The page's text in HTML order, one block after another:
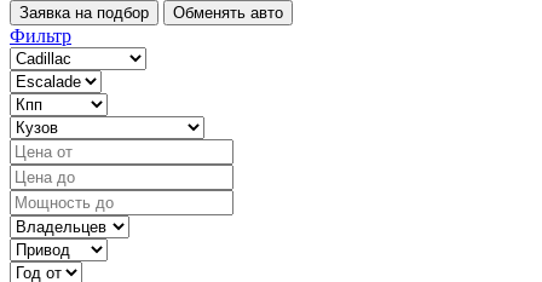
Заявка на подбор Обменять авто
Фильтр